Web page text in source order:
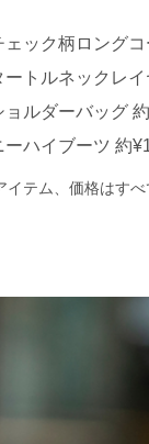
ェック柄ロング
ートルネックレ
ョルダーバッグ
ーハイブーツ 約
イテム、価格はす